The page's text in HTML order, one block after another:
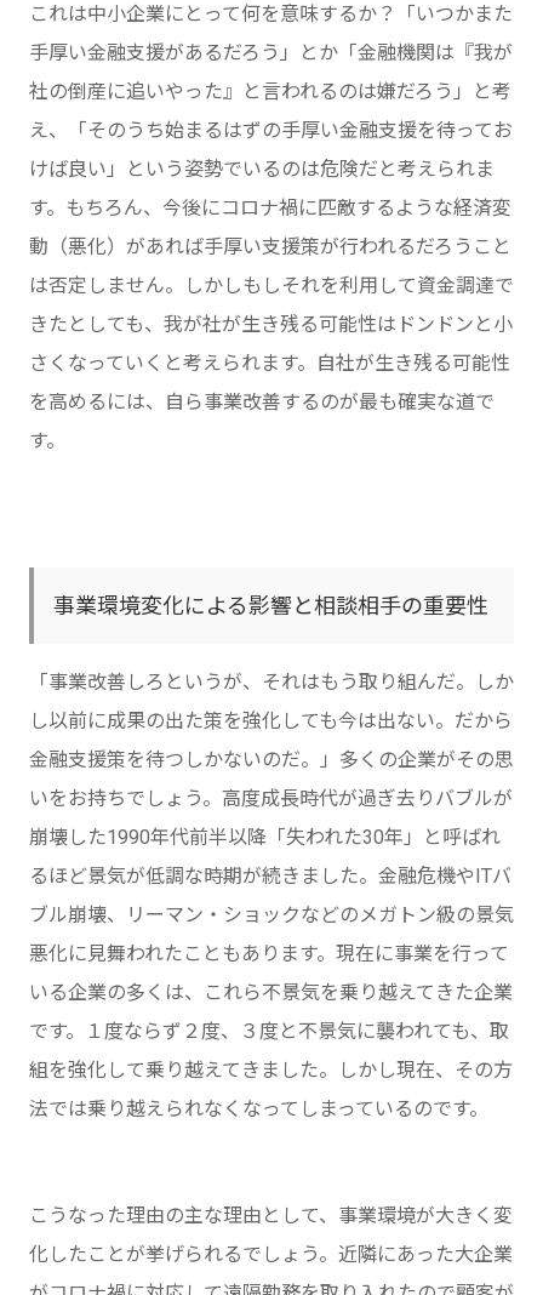
これは中小企業にとって何を意味するか？「いつかまた
手厚い金融支援があるだろう」とか「金融機関は『我が
社の倒産に追いやった』と言われるのは嫌だろう」と考
え、「そのうち始まるはずの手厚い金融支援を待ってお
けば良い」という姿勢でいるのは危険だと考えられま
す。もちろん、今後にコロナ禍に匹敵するような経済変
動（悪化）があれば手厚い支援策が行われるだろうこと
は否定しません。しかしもしそれを利用して資金調達で
きたとしても、我が社が生き残る可能性はドンドンと小
さくなっていくと考えられます。自社が生き残る可能性
を高めるには、自ら事業改善するのが最も確実な道で
す。
事業環境変化による影響と相談相手の重要性
「事業改善しろというが、それはもう取り組んだ。しか
し以前に成果の出た策を強化しても今は出ない。だから
金融支援策を待つしかないのだ。」多くの企業がその思
いをお持ちでしょう。高度成長時代が過ぎ去りバブルが
崩壊した1990年代前半以降「失われた30年」と呼ばれ
るほど景気が低調な時期が続きました。金融危機やITバ
ブル崩壊、リーマン・ショックなどのメガトン級の景気
悪化に見舞われたこともあります。現在に事業を行って
いる企業の多くは、これら不景気を乗り越えてきた企業
です。１度ならず２度、３度と不景気に襲われても、取
組を強化して乗り越えてきました。しかし現在、その方
法では乗り越えられなくなってしまっているのです。
こうなった理由の主な理由として、事業環境が大きく変
化したことが挙げられるでしょう。近隣にあった大企業